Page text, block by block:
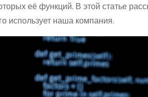
её функций. В этой статье
использует наша компания.